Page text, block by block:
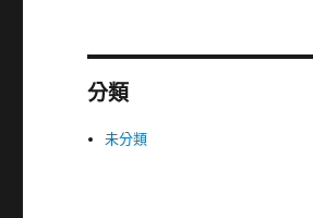
分類
未分類